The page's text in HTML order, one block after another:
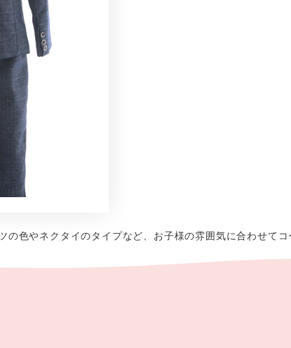
色やネクタイのタイプなど、お子様の雰囲気に合わせてコ